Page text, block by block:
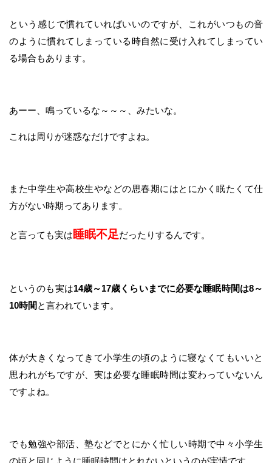
という感じで慣れていればいいのですが、これがいつもの音
のように慣れてしまっている時自然に受け入れてしまってい
る場合もあります。
あーー、鳴っているな～～～、みたいな。
これは周りが迷惑なだけですよね。
また中学生や高校生やなどの思春期にはとにかく眠たくて仕
方がない時期ってあります。
と言っても実は 睡眠不足だったりするんです。
というのも実は14歳～17歳くらいまでに必要な睡眠時間は8～
10時間 と言われています。
体が大きくなってきて小学生の頃のように寝なくてもいいと
思われがちですが、実は必要な睡眠時間は変わっていないん
ですよね。
でも勉強や部活、塾などでとにかく忙しい時期で中々小学生
の頃と同じように睡眠時間はとれないというのが実情です。